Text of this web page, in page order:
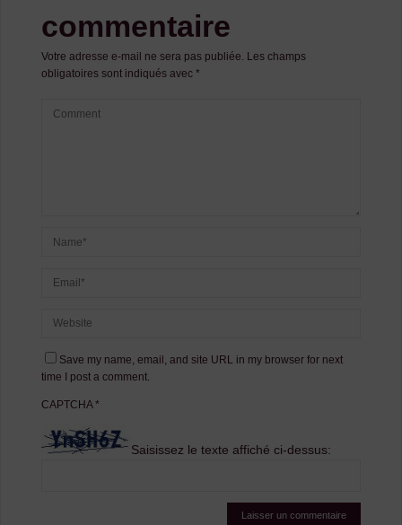
commentaire
Votre adresse e-mail ne sera pas publiée. Les champs
obligatoires sont indiqués avec *
Save my name, email, and site URL in my browser for next
time I post a comment.
CAPTCHA*
Saisissez le texte affiché ci-dessus: